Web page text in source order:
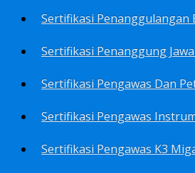
Sertifikasi Pengawas K3